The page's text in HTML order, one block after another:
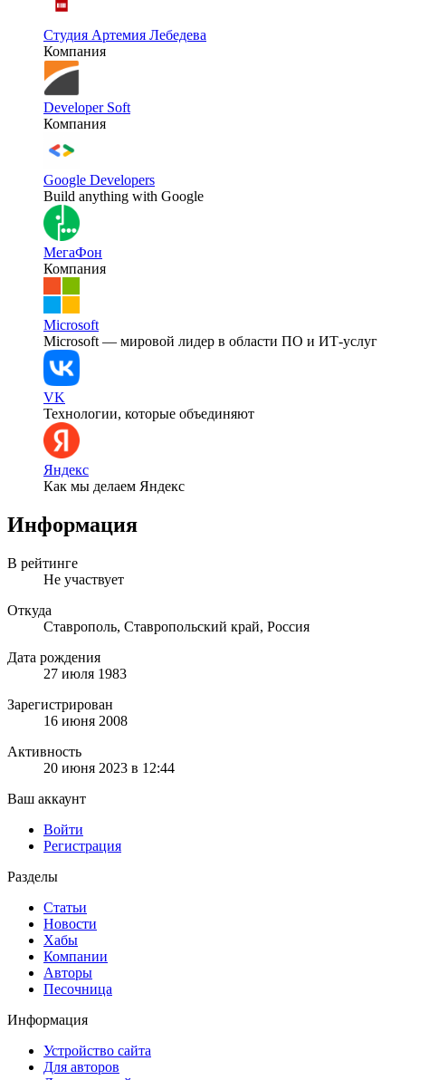
Студия Артемия Лебедева
Компания
Developer Soft
Компания
Google Developers
Build anything with Google
МегаФон
Компания
Microsoft
Microsoft — мировой лидер в области ПО и ИТ-услуг
VK
Технологии, которые объединяют
Яндекс
Как мы делаем Яндекс
Информация
В рейтинге
Не участвует
Откуда
Ставрополь, Ставропольский край, Россия
Дата рождения
27 июля 1983
Зарегистрирован
16 июня 2008
Активность
20 июня 2023 в 12:44
Ваш аккаунт
Войти
Регистрация
Разделы
Статьи
Новости
Хабы
Компании
Авторы
Песочница
Информация
Устройство сайта
Для авторов